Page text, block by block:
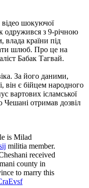
відео шокуючої
одружився з 9-річною
влада країни під
шлюб. Про це на
Бабак Тагвай.
За його даними,
він є бійцем народного
вартових ісламської
отримав дозвіл
is Milad
militia member.
received
county in
to marry this